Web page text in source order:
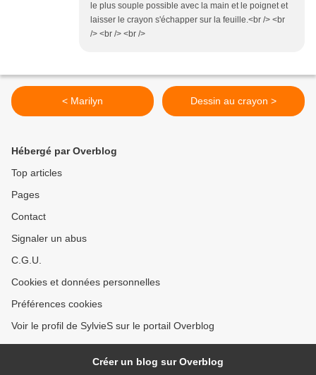
le plus souple possible avec la main et le poignet et
laisser le crayon s'échapper sur la feuille.<br /> <br
/> <br /> <br />
< Marilyn Dessin au crayon >
Hébergé par Overblog
Top articles
Pages
Contact
Signaler un abus
C.G.U.
Cookies et données personnelles
Préférences cookies
Voir le profil de SylvieS sur le portail Overblog
Créer un blog sur Overblog